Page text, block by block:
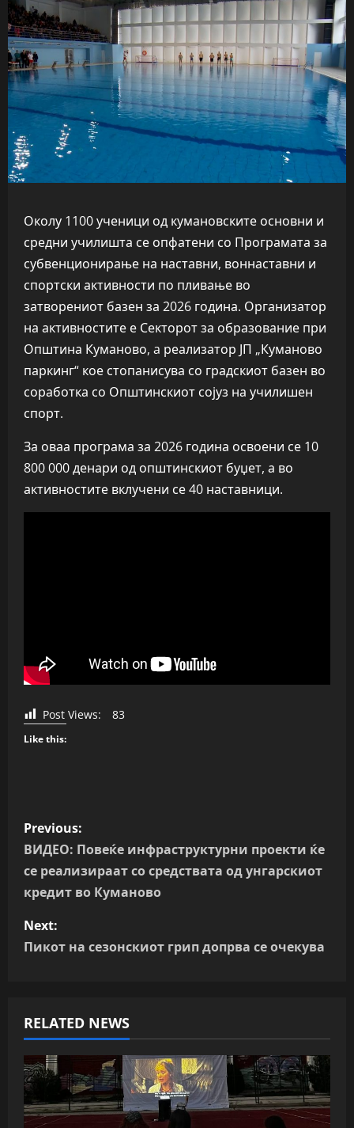
Околу 1100 ученици од кумановските основни и
средни училишта се опфатени со Програмата за
субвенционирање на наставни, воннаставни и
спортски активности по пливање во
затворениот базен за 2026 година. Организатор
на активностите е Секторот за образование при
Општина Куманово, a реализатор ЈП „Куманово
паркинг“ кое стопанисува со градскиот базен во
соработка со Општинскиот сојуз на училишен
спорт.
За оваа програма за 2026 година освоени се 10
800 000 денари од општинскиот буџет, а во
активностите вклучени се 40 наставници.
Post Views: 83
Like this:
P
o
s
t
n
v
i
g
a
Previous:
ВИДЕО: Повеќе инфраструктурни проекти ќе
се реализираат со средствата од унгарскиот
кредит во Куманово
Next:
Пикот на сезонскиот грип допрва се очекува
RELATED NEWS